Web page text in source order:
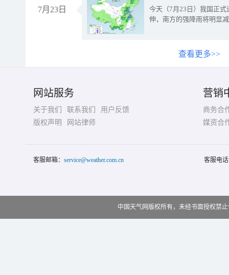
7月23日
今天（7月23日）我国正
伸，南方的强降雨将明显
查看更多>>
网站服务
关于我们 联系我们
用户反馈
版权声明
网站律师
营销
商务合
媒资合
客服邮箱： service@weather.com.cn 客服电
中国天气网版权所有，未经书面授权